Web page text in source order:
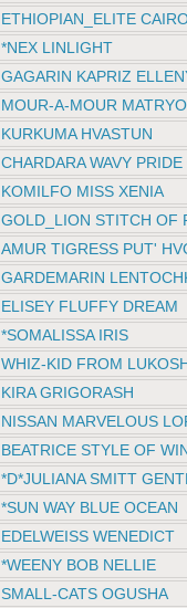
ETHIOPIAN_ELITE
*NEX LINLIGHT
GAGARIN KAPRIZ
MOUR-A-MOUR
KURKUMA HVASTUN
CHARDARA WAVY
KOMILFO MISS XENIA
GOLD_LION STITCH OF
AMUR TIGRESS PUT'
GARDEMARIN
ELISEY FLUFFY DREAM
*SOMALISSA IRIS
WHIZ-KID FROM
KIRA GRIGORASH
NISSAN MARVELOUS
BEATRICE STYLE OF
*D*JULIANA SMITT
*SUN WAY BLUE OCEAN
EDELWEISS WENEDICT
*WEENY BOB NELLIE
SMALL-CATS OGUSHA